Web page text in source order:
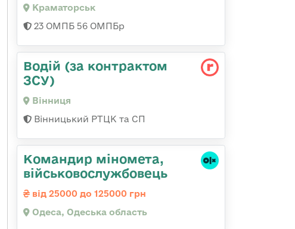
Краматорськ
23 ОМПБ 56 ОМПБр
Водій (за контрактом
ЗСУ)
Вінниця
Вінницький РТЦК та СП
Командиp міномета,
військовослужбовець
від 25000 до 125000 грн
Одеса, Одеська область